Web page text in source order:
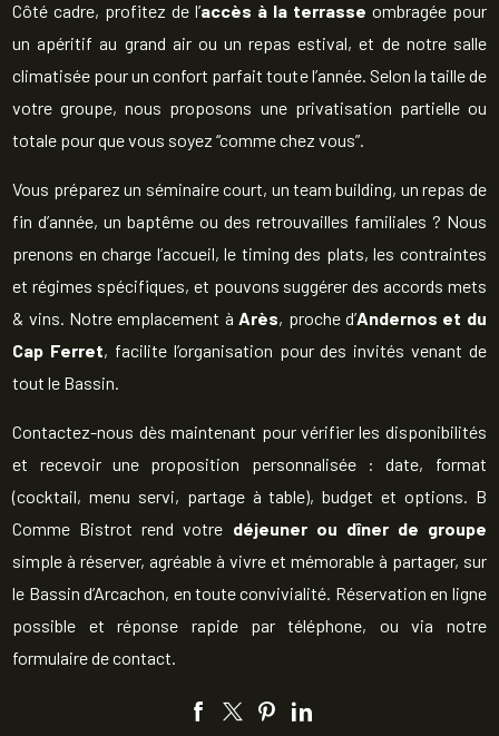
Côté cadre, profitez de l’accès à la terrasse ombragée pour
un apéritif au grand air ou un repas estival, et de notre salle
climatisée pour un confort parfait toute l’année. Selon la taille de
votre groupe, nous proposons une privatisation partielle ou
totale pour que vous soyez “comme chez vous”.
Vous préparez un séminaire court, un team building, un repas de
fin d’année, un baptême ou des retrouvailles familiales ? Nous
prenons en charge l’accueil, le timing des plats, les contraintes
et régimes spécifiques, et pouvons suggérer des accords mets
& vins. Notre emplacement à Arès, proche d’Andernos et du
Cap Ferret, facilite l’organisation pour des invités venant de
tout le Bassin.
Contactez-nous dès maintenant pour vérifier les disponibilités
et recevoir une proposition personnalisée : date, format
(cocktail, menu servi, partage à table), budget et options. B
Comme Bistrot rend votre déjeuner ou dîner de groupe
simple à réserver, agréable à vivre et mémorable à partager, sur
le Bassin d’Arcachon, en toute convivialité. Réservation en ligne
possible et réponse rapide par téléphone, ou via notre
formulaire de contact.